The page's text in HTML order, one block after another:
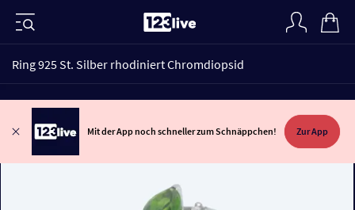
Ring 925 St. Silber rhodiniert Chromdiopsid
Mit der App noch schneller zum Schnäppchen! Zur App